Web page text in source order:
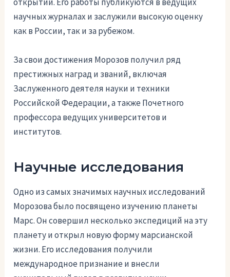
научных журналах и заслужили высокую оценку
как в России, так и за рубежом.
За свои достижения Морозов получил ряд
престижных наград и званий, включая
Заслуженного деятеля науки и техники
Российской Федерации, а также Почетного
профессора ведущих университетов и
институтов.
Научные исследования
Одно из самых значимых научных исследований
Морозова было посвящено изучению планеты
Марс. Он совершил несколько экспедиций на эту
планету и открыл новую форму марсианской
жизни. Его исследования получили
международное признание и внесли